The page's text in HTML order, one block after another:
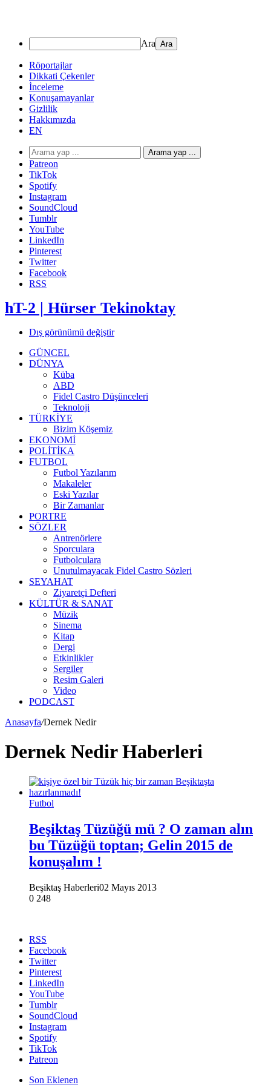
Ara
Röportajlar
Dikkati Çekenler
İnceleme
Konuşamayanlar
Gizlilik
Hakkımızda
EN
Arama yap ...
Patreon
TikTok
Spotify
Instagram
SoundCloud
Tumblr
YouTube
LinkedIn
Pinterest
Twitter
Facebook
RSS
hT-2 | Hürser Tekinoktay
Dış görünümü değiştir
GÜNCEL
DÜNYA
Küba
ABD
Fidel Castro Düşünceleri
Teknoloji
TÜRKİYE
Bizim Köşemiz
EKONOMİ
POLİTİKA
FUTBOL
Futbol Yazılarım
Makaleler
Eski Yazılar
Bir Zamanlar
PORTRE
SÖZLER
Antrenörlere
Sporculara
Futbolculara
Unutulmayacak Fidel Castro Sözleri
SEYAHAT
Ziyaretçi Defteri
KÜLTÜR & SANAT
Müzik
Sinema
Kitap
Dergi
Etkinlikler
Sergiler
Resim Galeri
Video
PODCAST
Anasayfa/Dernek Nedir
Dernek Nedir Haberleri
Futbol
Beşiktaş Tüzüğü mü ? O zaman alın
bu Tüzüğü toptan; Gelin 2015 de
konuşalım !
Beşiktaş Haberleri02 Mayıs 2013
0 248
RSS
Facebook
Twitter
Pinterest
LinkedIn
YouTube
Tumblr
SoundCloud
Instagram
Spotify
TikTok
Patreon
Son Eklenen